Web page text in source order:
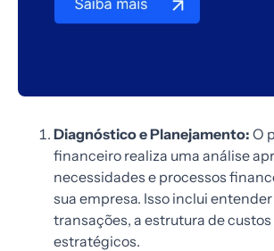
Diagnóstico e Planejamento: O
financeiro realiza uma análise
necessidades e processos
sua empresa. Isso inclui
transações, a estrutura de custos
estratégicos.